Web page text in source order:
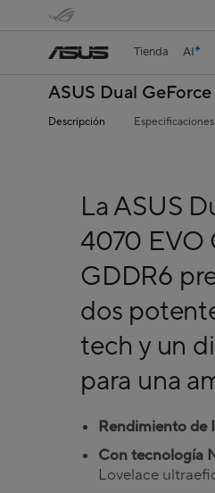
Tienda AI
ASUS Dual
Descripción Especificaciones
La ASUS
4070 EVO
GDDR6
dos
tech y un
para una
Rendimiento de
Con tecnología
Lovelace